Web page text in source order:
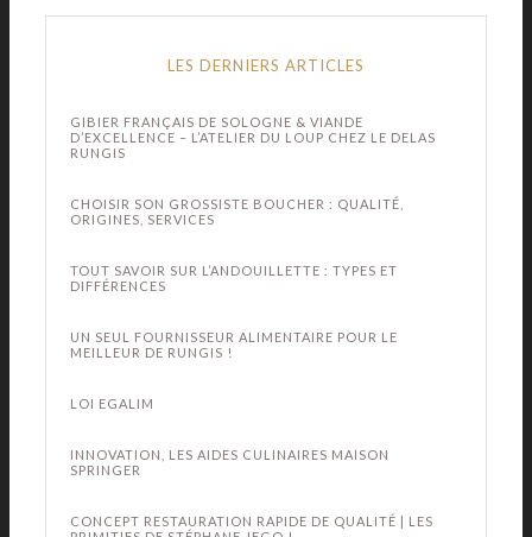
LES DERNIERS ARTICLES
GIBIER FRANÇAIS DE SOLOGNE & VIANDE
D’EXCELLENCE – L’ATELIER DU LOUP CHEZ LE DELAS
RUNGIS
CHOISIR SON GROSSISTE BOUCHER : QUALITÉ,
ORIGINES, SERVICES
TOUT SAVOIR SUR L’ANDOUILLETTE : TYPES ET
DIFFÉRENCES
UN SEUL FOURNISSEUR ALIMENTAIRE POUR LE
MEILLEUR DE RUNGIS !
LOI EGALIM
INNOVATION, LES AIDES CULINAIRES MAISON
SPRINGER
CONCEPT RESTAURATION RAPIDE DE QUALITÉ | LES